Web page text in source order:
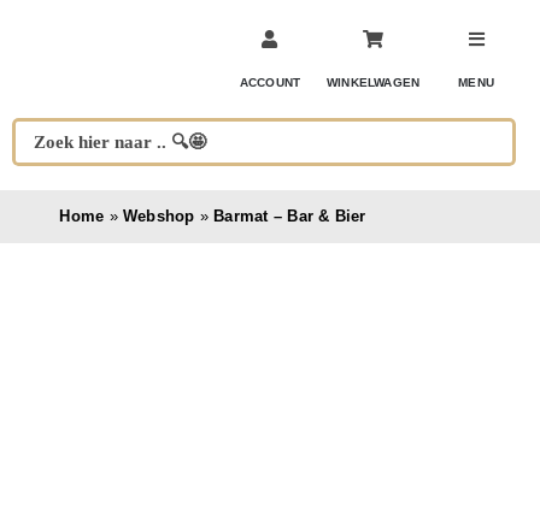
ACCOUNT WINKELWAGEN MENU
Home » Webshop » Barmat – Bar & Bier